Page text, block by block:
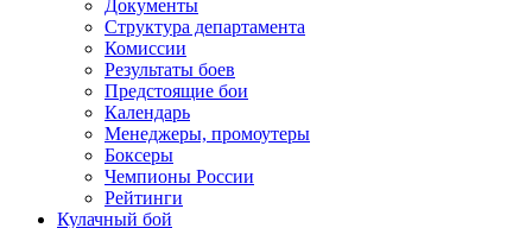
Документы
Структура департамента
Комиссии
Результаты боев
Предстоящие бои
Календарь
Менеджеры, промоутеры
Боксеры
Чемпионы России
Рейтинги
Кулачный бой